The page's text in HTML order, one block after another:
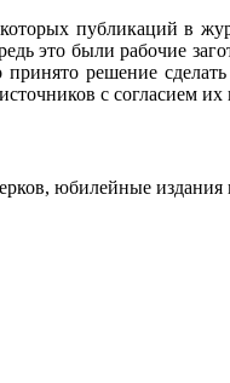
публикаций в
это были рабочие
принято решение
с согласием
юбилейные издания